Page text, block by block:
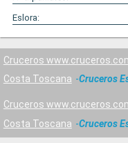
Eslora:
Cruceros
Costa Toscana
Cruceros
Cruceros
Costa Toscana
Cruceros